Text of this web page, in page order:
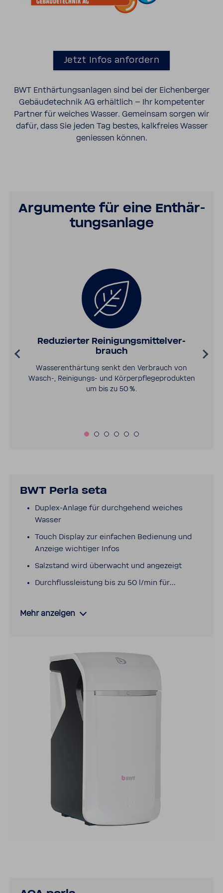
Jetzt Infos anfor­dern
BWT Enthär­tungs­an­lagen sind bei der Eichen­berger
Gebäu­de­technik AG erhält­lich – Ihr kompe­tenter
Partner für weiches Wasser. Gemeinsam sorgen wir
dafür, dass Sie jeden Tag bestes, kalk­freies Wasser
geniessen können.
Argu­mente für eine Enthär­
tungs­an­lage
Redu­zierter Reini­gungs­mit­tel­ver­
brauch
Wasser­ent­här­tung senkt den Verbrauch von
Wasch-​, Reinigungs-​ und Körper­pfle­ge­pro­dukten
um bis zu 50 %.
BWT Perla seta
Duplex-​Anlage für durch­ge­hend weiches
Wasser
Touch Display zur einfa­chen Bedie­nung und
Anzeige wich­tiger Infos
Salz­stand wird über­wacht und ange­zeigt
Durch­fluss­leis­tung bis zu 50 l/min für...
Mehr anzeigen